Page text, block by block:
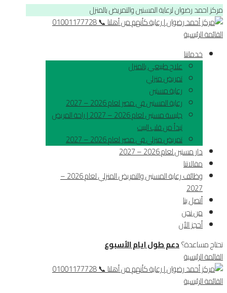
مركز احمد رضوان لرعاية المسنين والتمريض بالمنزل
القائمة الرئيسية
خدماتنا
علاج طبيعي بالمنزل
تمريض منزلي
رعاية مسنين
رعاية المسنين في مصر لعام 2026 – 2027
جليسة مسنين لعام 2026 – 2027 | راحة المريض
تبدأ من قلب البيت
تمريض منزلى فى مصر لعام 2026 – 2027
دار مسنين لعام 2026 – 2027
مقالاتنا
وظائف رعاية المسنين والتمريض المنزلي لعام 2026 –
2027
أتصل بنا
من نحن
أحجز الأن
تحتاج مساعدة؟دعم طول ايام الأسبوع
القائمة الرئيسية
القائمة الرئيسية